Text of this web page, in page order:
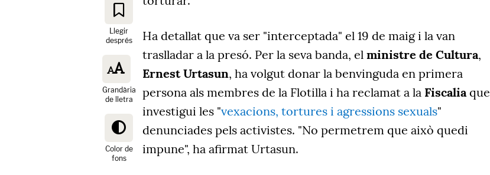
Llegir
després
Grandària
de lletra
Color de
fons
Ha detallat que va ser "interceptada" el 19 de maig i la van
traslladar a la presó. Per la seva banda, el ministre de Cultura,
Ernest Urtasun, ha volgut donar la benvinguda en primera
persona als membres de la Flotilla i ha reclamat a la Fiscaliaque
investigui les "vexacions, tortures i agressions sexuals"
denunciades pels activistes. "No permetrem que això quedi
impune", ha afirmat Urtasun.